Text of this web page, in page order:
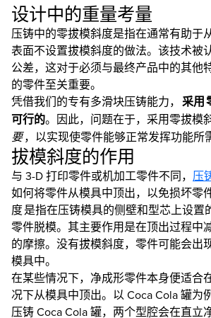
设计中的重量考量
压铸中的零拔模斜度是指在通常有助于
表面不设置拔模斜度的做法。该技术被
公差，这对于必须与最终产品中的其他
的零件至关重要。
凭借我们的专有多滑块压铸能力， 采用
可行的。因此，问题在于，采用零拔模
要，以实现使零件能够正常发挥功能所
拔模斜度的作用
与 3-D 打印零件或机加工零件不同， 压
如何将零件从模具中顶出，以免损坏零
度 是指在压铸模具的侧壁和型芯上设置
零件脱模。其主要作用是在顶出过程中
的摩擦。没有拔模斜度，零件可能会出
模具中。
在某些情况下，净成形零件本身便适合
况下从模具中顶出。以 Coca Cola 罐为
压铸 Coca Cola 罐，两个型腔会在直立